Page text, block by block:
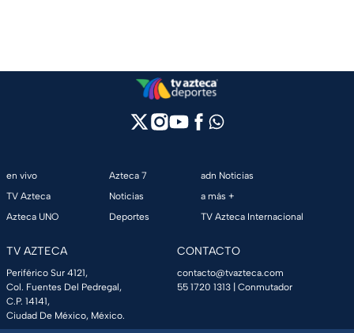
en vivo
TV Azteca
Azteca UNO
Azteca 7
Noticias
Deportes
adn Noticias
a más +
TV Azteca Internacional
TV AZTECA
Periférico Sur 4121,
Col. Fuentes Del Pedregal,
C.P. 14141,
Ciudad De México, México.
CONTACTO
contacto@tvazteca.com
55 1720 1313 | Conmutador